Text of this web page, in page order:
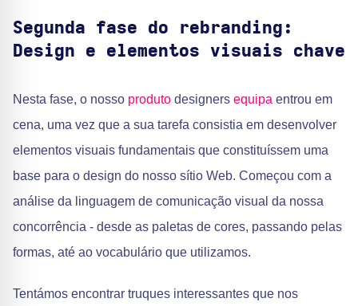
Segunda fase do rebranding:
Design e elementos visuais chave
Nesta fase, o nosso produto designers equipa entrou em
cena, uma vez que a sua tarefa consistia em desenvolver
elementos visuais fundamentais que constituíssem uma
base para o design do nosso sítio Web. Começou com a
análise da linguagem de comunicação visual da nossa
concorrência - desde as paletas de cores, passando pelas
formas, até ao vocabulário que utilizamos.
Tentámos encontrar truques interessantes que nos